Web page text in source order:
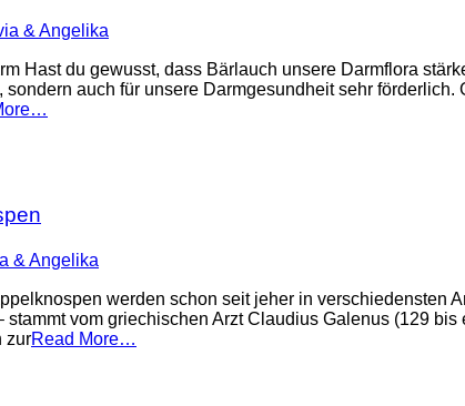
& Angelika
Hast du gewusst, dass Bärlauch unsere Darmflora
auch für unsere Darmgesundheit sehr
& Angelika
werden schon seit jeher in verschiedensten
vom griechischen Arzt Claudius Galenus (129
zurRead More…